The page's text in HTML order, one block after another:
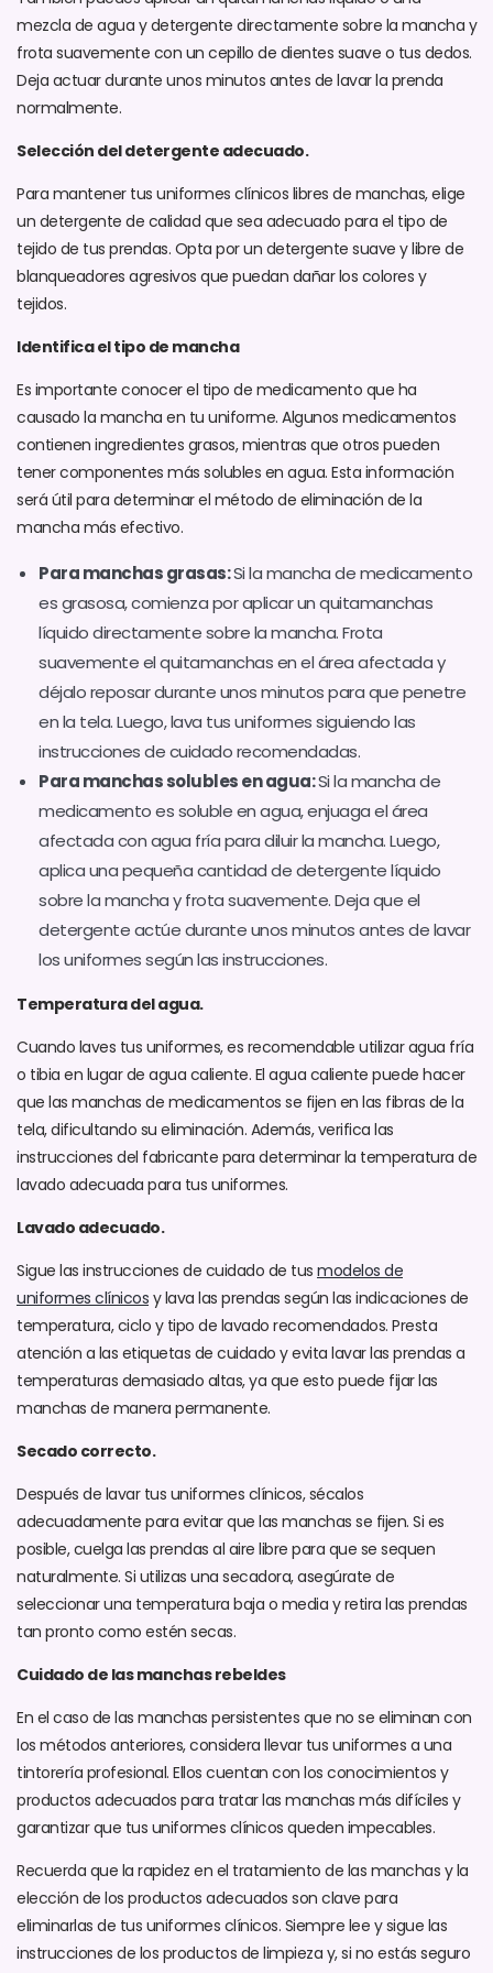
mezcla de agua y detergente directamente sobre la mancha y
frota suavemente con un cepillo de dientes suave o tus dedos.
Deja actuar durante unos minutos antes de lavar la prenda
normalmente.
Selección del detergente adecuado.
Para mantener tus uniformes clínicos libres de manchas, elige
un detergente de calidad que sea adecuado para el tipo de
tejido de tus prendas. Opta por un detergente suave y libre de
blanqueadores agresivos que puedan dañar los colores y
tejidos.
Identifica el tipo de mancha
Es importante conocer el tipo de medicamento que ha
causado la mancha en tu uniforme. Algunos medicamentos
contienen ingredientes grasos, mientras que otros pueden
tener componentes más solubles en agua. Esta información
será útil para determinar el método de eliminación de la
mancha más efectivo.
Para manchas grasas:Si la mancha de medicamento
es grasosa, comienza por aplicar un quitamanchas
líquido directamente sobre la mancha. Frota
suavemente el quitamanchas en el área afectada y
déjalo reposar durante unos minutos para que penetre
en la tela. Luego, lava tus uniformes siguiendo las
instrucciones de cuidado recomendadas.
Para manchas solubles en agua:Si la mancha de
medicamento es soluble en agua, enjuaga el área
afectada con agua fría para diluir la mancha. Luego,
aplica una pequeña cantidad de detergente líquido
sobre la mancha y frota suavemente. Deja que el
detergente actúe durante unos minutos antes de lavar
los uniformes según las instrucciones.
Temperatura del agua.
Cuando laves tus uniformes, es recomendable utilizar agua fría
o tibia en lugar de agua caliente. El agua caliente puede hacer
que las manchas de medicamentos se fijen en las fibras de la
tela, dificultando su eliminación. Además, verifica las
instrucciones del fabricante para determinar la temperatura de
lavado adecuada para tus uniformes.
Lavado adecuado.
Sigue las instrucciones de cuidado de tus modelos de
uniformes clínicos y lava las prendas según las indicaciones de
temperatura, ciclo y tipo de lavado recomendados. Presta
atención a las etiquetas de cuidado y evita lavar las prendas a
temperaturas demasiado altas, ya que esto puede fijar las
manchas de manera permanente.
Secado correcto.
Después de lavar tus uniformes clínicos, sécalos
adecuadamente para evitar que las manchas se fijen. Si es
posible, cuelga las prendas al aire libre para que se sequen
naturalmente. Si utilizas una secadora, asegúrate de
seleccionar una temperatura baja o media y retira las prendas
tan pronto como estén secas.
Cuidado de las manchas rebeldes
En el caso de las manchas persistentes que no se eliminan con
los métodos anteriores, considera llevar tus uniformes a una
tintorería profesional. Ellos cuentan con los conocimientos y
productos adecuados para tratar las manchas más difíciles y
garantizar que tus uniformes clínicos queden impecables.
Recuerda que la rapidez en el tratamiento de las manchas y la
elección de los productos adecuados son clave para
eliminarlas de tus uniformes clínicos. Siempre lee y sigue las
instrucciones de los productos de limpieza y, si no estás seguro